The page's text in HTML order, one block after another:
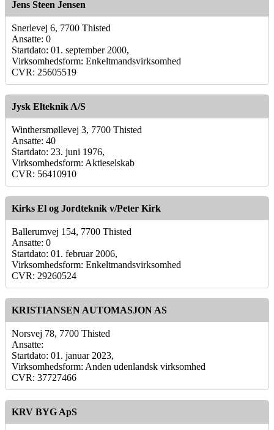
Jens Steen Jensen
Snerlevej 6, 7700 Thisted
Ansatte: 0
Startdato: 01. september 2000,
Virksomhedsform: Enkeltmandsvirksomhed
CVR: 25605519
Jysk Elteknik A/S
Winthersmøllevej 3, 7700 Thisted
Ansatte: 40
Startdato: 23. juni 1976,
Virksomhedsform: Aktieselskab
CVR: 56410910
Kirks El og Jordteknik v/Peter Kirk
Ballerumvej 154, 7700 Thisted
Ansatte: 0
Startdato: 01. februar 2006,
Virksomhedsform: Enkeltmandsvirksomhed
CVR: 29260524
KRISTIANSEN AUTOMASJON AS
Norsvej 78, 7700 Thisted
Ansatte:
Startdato: 01. januar 2023,
Virksomhedsform: Anden udenlandsk virksomhed
CVR: 37727466
KRV BYG ApS